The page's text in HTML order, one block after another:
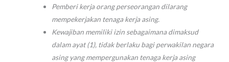
Pemberi kerja orang perseorangan dilarang
mempekerjakan tenaga kerja asing.
Kewajiban memiliki izin sebagaimana dimaksud
dalam ayat (1), tidak berlaku bagi perwakilan negara
asing yang mempergunakan tenaga kerja asing